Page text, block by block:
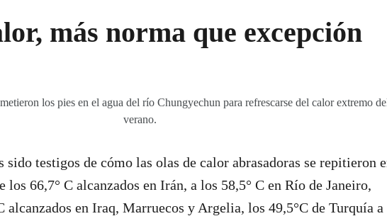
más norma que excepción
los pies en el agua del río Chungyechun para refrescarse del calor extremo
verano.
sido testigos de cómo las olas de calor abrasadoras se repitieron
los 66,7° C alcanzados en Irán, a los 58,5° C en Río de Janeiro,
alcanzados en Iraq, Marruecos y Argelia, los 49,5°C de Turquía a